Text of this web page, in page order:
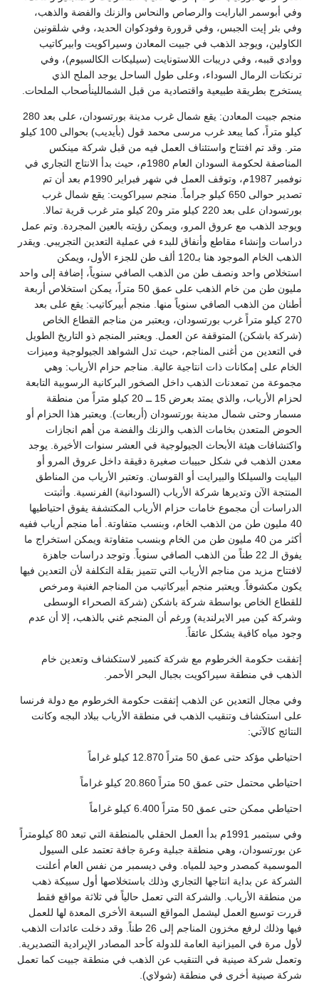
وفي أبوسمر البارايت والرصاص والنحاس والزنك والفضة والذهب،
وفي بئر إيت الجبس، وفي قرورة وفودكوان الحديد، وفي شلقونين
الكاولين، ويوجد الذهب في جبيت المعادن وسيراكويت وابيركاتيب
ووادي قببه، وفي دريبات اللاستونايت (سيليكات الكالسيوم)، وفي
ترنكتات الرمال السوداء، وعلى طول الساحل يوجد الملح الذي
يستخرج بطريقة طبيعية واقتصادية من قبل الشماللينأصحاب الملحات.
منجم جبيت المعادن: يقع شمال غرب مدينة بورتسودان، على بعد 280
كيلو متراً، كما يبعد غرب مرسى محمد قول (بأيديب) بحوالى 100 كيلو
متر. وقد تم افتتاح واستئناف العمل فيه من قبل شركة مينكس
المناصفة لحكومة السودان العام 1980م، حيث بدأ الانتاج التجاري في
نوفمبر 1987م، وتوقف العمل في شهر فبراير 1990م بعد أن تم
تصدير حوالى 650 كيلو جراماً. منجم سيراكويت: يقع شمال غرب
بورتسودان على بعد 220 كيلو متر و20 كيلو متر غرب قرية تمالا.
ويوجد الذهب مع عروق المرو، ويمكن رؤيته بالعين المجردة. وتم عمل
دراسات وإنشاء مقاطع وأنفاق للبدء في عملية التعدين التجريبي. ويقدر
الذهب الخام الموجود هنا بـ120 ألف طن للجزء الأول، ويمكن
استخلاص واحد ونصف طن من الذهب الصافي سنوياً، إضافة إلى واحد
مليون طن من خام الذهب على عمق 50 متراً، يمكن استخلاص أربعة
أطنان من الذهب الصافي سنوياً منها. منجم أبيركاتيب: يقع على بعد
270 كيلو متراً غرب بورتسودان، ويعتبر من مناجم القطاع الخاص
(شركة باشكن) المتوقفة عن العمل. ويعتبر المنجم ذو التاريخ الطويل
في التعدين من أغنى المناجم، حيث تدل الشواهد الجيولوجية وميزات
الخام على إمكانات ذات انتاجية عالية. مناجم حزام الأرياب: وهي
مجموعة من تمعدنات الذهب داخل الصخور البركانية الرسوبية التابعة
لحزام الأرياب، والذي يمتد بعرض 15 ــ 20 كيلو متراً من منطقة
مسمار وحتى شمال مدينة بورتسودان (أربعات). ويعتبر هذا الحزام أو
الحوض المتعدن بخامات الذهب والزنك والفضة من أهم انجازات
واكتشافات هيئة الأبحاث الجيولوجية في العشر سنوات الأخيرة. يوجد
معدن الذهب في شكل حبيبات صغيرة دقيقة داخل عروق المرو أو
البيايت والسيلكا والبيرايت أو القوسان. وتعتبر الأرياب من المناطق
المنتجة الآن وتديرها شركة الأرياب (السودانية) الفرنسية. وأثبتت
الدراسات أن مجموع خامات حزام الأرياب المكتشفة يفوق احتياطيها
40 مليون طن من الذهب الخام، وبنسب متفاوتة. أما منجم أرياب ففيه
أكثر من 40 مليون طن من الخام وبنسب متفاوتة ويمكن استخراج ما
يفوق الـ 22 طناً من الذهب الصافي سنوياً. وتوجد دراسات جاهزة
لافتتاح مزيد من مناجم الأرياب التي تتميز بقلة التكلفة لأن التعدين فيها
يكون مكشوفاً. ويعتبر منجم أبيركاتيب من المناجم الغنية ومرخص
للقطاع الخاص بواسطة شركة باشكن (شركة الصحراء الوسطى
وشركة كين مير الايرلندية) ورغم أن المنجم غني بالذهب، إلا أن عدم
وجود مياه كافية يشكل عائقاً.
إتفقت حكومة الخرطوم مع شركة كنمير لاستكشاف وتعدين خام
الذهب في منطقة سيراكويت بجبال البحر الأحمر.
وفي مجال التعدين عن الذهب إتفقت حكومة الخرطوم مع دولة فرنسا
على استكشاف وتنقيب الذهب في منطقة الأرياب ببلاد البجه وكانت
النتائج كالآتي:
احتياطي مؤكد حتى عمق 50 متراً 12.870 كيلو غراماً
احتياطي محتمل حتى عمق 50 متراً 20.860 كيلو غراماً
احتياطي ممكن حتى عمق 50 متراً 6.400 كيلو غراماً
وفي سبتمبر 1991م بدأ العمل الحقلي بالمنطقة التي تبعد 80 كيلومتراً
عن بورتسودان، وهي منطقة جبلية وعرة جافة تعتمد على السيول
الموسمية كمصدر وحيد للمياه. وفي ديسمبر من نفس العام أعلنت
الشركة عن بداية انتاجها التجاري وذلك باستخلاصها أول سبيكة ذهب
من منطقة الأرياب. والشركة التي تعمل حالياً في ثلاثة مواقع فقط
قررت توسيع العمل ليشمل المواقع السبعة الأخرى المعدة لها للعمل
فيها وذلك لرفع مخزون المناجم إلى 26 طناً. وقد دخلت عائدات الذهب
لأول مرة في الميزانية العامة للدولة كأحد المصادر الإيرادية التصديرية.
وتعمل شركة صينية في التنقيب عن الذهب في منطقة جبيت كما تعمل
شركة صينية أخرى في منطقة (شولاي).